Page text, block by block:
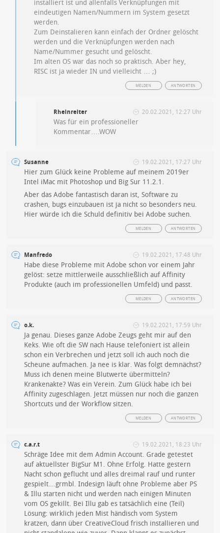
installiert ist und allenfalls Verknüpfungen mit
eindeutigen Namen/Nummern im System gesetzt
werden.
Zum Deinstalieren kann einfach der Ordner gelöscht
werden und die Verknüpfungen werden nach
Name/Nummer gesucht und gelöscht.
Im alten OS war das noch so praktisch. Aber hey,
RISC ist ja wieder IN und vielleicht … ;)
ANTWORTEN
MELDEN
Rheinreiter 20.02.2021, 12:27 Uhr
Was für ein professioneller
Kommentar….WOW
Susanne 19.02.2021, 17:27 Uhr
Hier zum Glück keine Probleme auf meinem 2019er
Intel iMac mit Photoshop und Big Sur 11.2.1.
Aber das Adobe fantastisch daran ist, Software zu
crashen, bugs einzubauen ist ja nicht so besonders neu.
Hier würde ich die Schuld definitiv bei Adobe suchen.
ANTWORTEN
MELDEN
Manfredo 19.02.2021, 17:48 Uhr
Habe diese Probleme mit Adobe schon vor einem Jahr
gelöst: setze mittlerweile ausschließlich auf Affinity
Produkte (auch im professionellen Umfeld) und passt.
ANTWORTEN
MELDEN
o.k. 19.02.2021, 17:59 Uhr
Ja genau. Dieses ganze Adobe Zeugs geht mir auf den
Keks. Wie oft die SW nach Hause telefoniert ist allein
schon ein Verbrechen und jetzt soll ich auch noch die
Scheune aufmachen. Ja nee is klar. Was folgt demnächst?
Muss ich denen meine Blutwerte übermitteln?
Krankenakte? Was ein Verein. Zum Glück habe ich bei
Affinity zugeschlagen. Jetzt müssen nur noch die ganzen
Shortcuts und der Workflow sitzen.
ANTWORTEN
MELDEN
c.a.r.t 19.02.2021, 18:23 Uhr
Schräge Idee mit dem Admin Account. Grade getestet
auf aktuellster BigSur M1. Ohne Erfolg. Hatte gestern
Nacht schon geflucht und alles dreimal rauf und runter
gespielt…grmbl. Indesign läuft ohne Probleme aber PS
& Illu starten nicht und werden nach einigen Minuten
vom OS gekillt. Bei Illu gab es tatsächlich eine (Teil)
Lösung: wirklich jeden Mist händisch vom System
kratzen, dann über CreativeCloud frisch installieren und